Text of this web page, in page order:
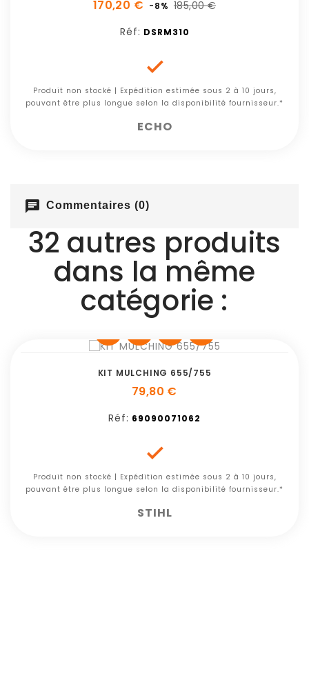
170,20 € -8% 185,00 €
Réf: DSRM310

Produit non stocké | Expédition estimée sous 2 à 10 jours,
pouvant être plus longue selon la disponibilité fournisseur.*
ECHO
chat Commentaires (0)
32 autres produits
dans la même
catégorie :
Exclusivité web
KIT MULCHING 655/755
79,80 €
Réf: 69090071062

Produit non stocké | Expédition estimée sous 2 à 10 jours,
pouvant être plus longue selon la disponibilité fournisseur.*
STIHL